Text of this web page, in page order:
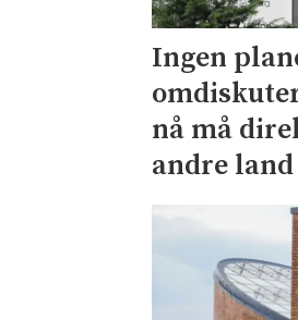
Ingen
nå må
andre land